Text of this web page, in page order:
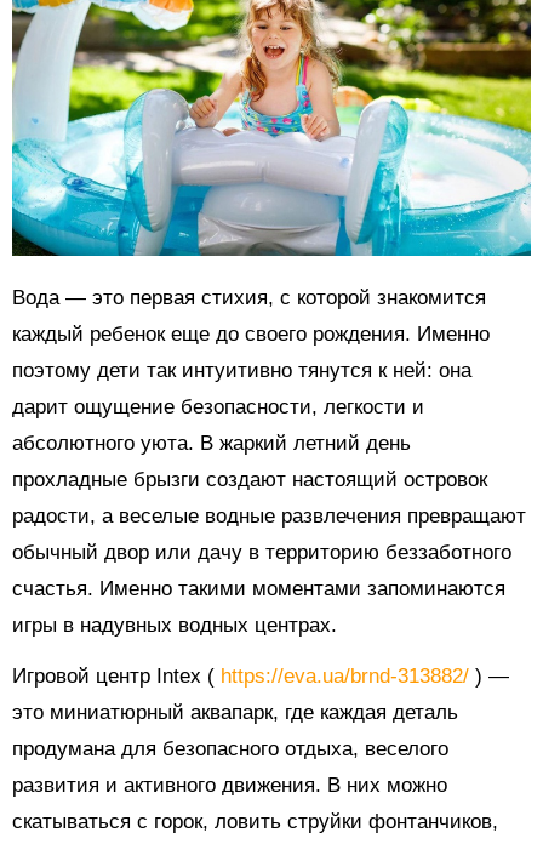
Вода — это первая стихия, с которой знакомится
каждый ребенок еще до своего рождения. Именно
поэтому дети так интуитивно тянутся к ней: она
дарит ощущение безопасности, легкости и
абсолютного уюта. В жаркий летний день
прохладные брызги создают настоящий островок
радости, а веселые водные развлечения превращают
обычный двор или дачу в территорию беззаботного
счастья. Именно такими моментами запоминаются
игры в надувных водных центрах.
Игровой центр Intex ( https://eva.ua/brnd-313882/ ) —
это миниатюрный аквапарк, где каждая деталь
продумана для безопасного отдыха, веселого
развития и активного движения. В них можно
скатываться с горок, ловить струйки фонтанчиков,